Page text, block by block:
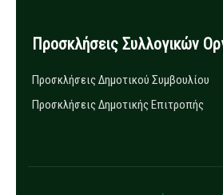
Προσκλήσεις Συλλογικών
Προσκλήσεις Δημοτικού Συμβουλίου
Προσκλήσεις Δημοτικής Επιτροπής